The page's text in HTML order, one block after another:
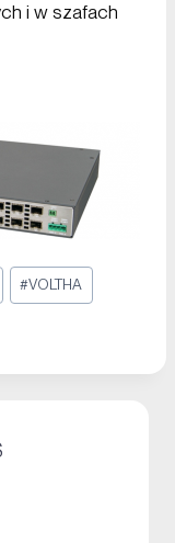
i w szafach
#VOLTHA